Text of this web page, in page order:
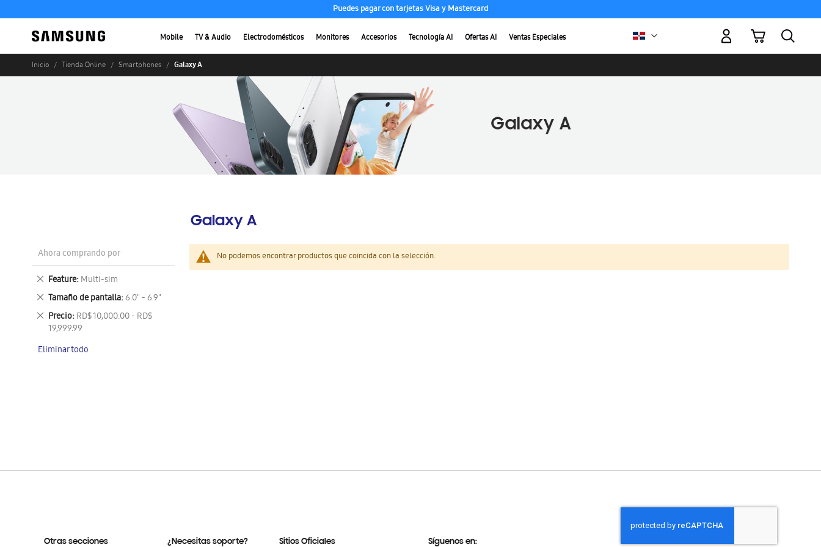
Puedes pagar con tarjetas Visa y Mastercard
Mobile TV & Audio Electrodomésticos Monitores Accesorios Tecnología AI Ofertas AI Ventas Especiales Mi carrito
Inicio Tienda Online Smartphones Galaxy A
Galaxy A
No podemos encontrar productos que coincida con la selección.
Ahora comprando por
Feature Multi-sim
Eliminar
este
artículo
Tamaño de pantalla 6.0" - 6.9"
Eliminar
este
artículo
Precio RD$ 10,000.00 - RD$
19,999.99
Eliminar
este
Eliminar todo
Otras secciones ¿Necesitas soporte? Sitios Oficiales Síguenos en: